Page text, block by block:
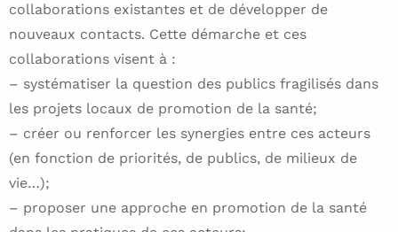
collaborations existantes et de développer de
nouveaux contacts. Cette démarche et ces
collaborations visent à :
– systématiser la question des publics fragilisés dans
les projets locaux de promotion de la santé;
– créer ou renforcer les synergies entre ces acteurs
(en fonction de priorités, de publics, de milieux de
vie…);
– proposer une approche en promotion de la santé